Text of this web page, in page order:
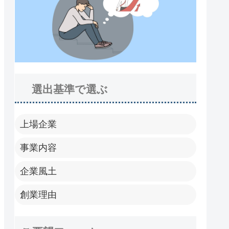
選出基準で選ぶ
上場企業
事業内容
企業風土
創業理由